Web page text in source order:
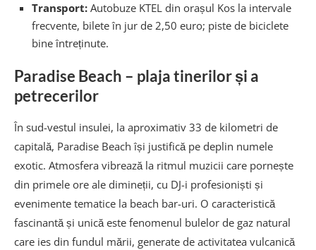
Transport: Autobuze KTEL din orașul Kos la intervale
frecvente, bilete în jur de 2,50 euro; piste de biciclete
bine întreținute.
Paradise Beach – plaja tinerilor și a
petrecerilor
În sud-vestul insulei, la aproximativ 33 de kilometri de
capitală, Paradise Beach își justifică pe deplin numele
exotic. Atmosfera vibrează la ritmul muzicii care pornește
din primele ore ale dimineții, cu DJ-i profesioniști și
evenimente tematice la beach bar-uri. O caracteristică
fascinantă și unică este fenomenul bulelor de gaz natural
care ies din fundul mării, generate de activitatea vulcanică